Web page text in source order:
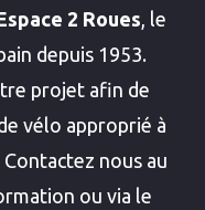
2 Roues, le
depuis 1953.
projet afin de
vélo approprié à
nous au
ou via le